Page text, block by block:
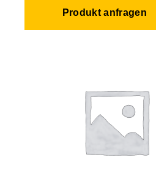
Produkt anfragen